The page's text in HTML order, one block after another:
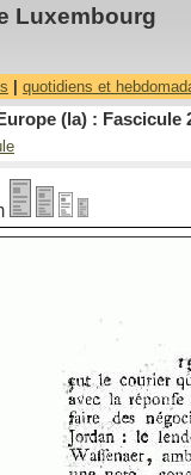
Luxembourg
quotidiens et
(la) : Fascicule